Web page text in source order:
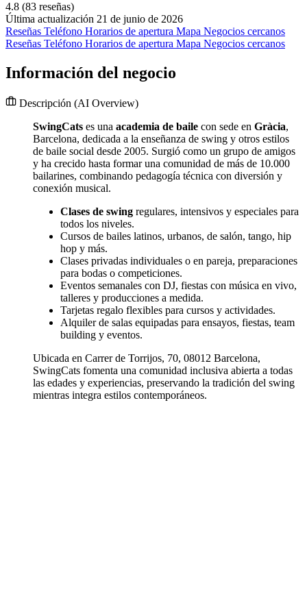
4.8 (83 reseñas)
Última actualización 21 de junio de 2026
Reseñas Teléfono Horarios de apertura Mapa Negocios cercanos
Reseñas Teléfono Horarios de apertura Mapa Negocios cercanos
Información del negocio
Descripción (AI Overview)
SwingCats es una academia de baile con sede en Gràcia,
Barcelona, dedicada a la enseñanza de swing y otros estilos
de baile social desde 2005. Surgió como un grupo de amigos
y ha crecido hasta formar una comunidad de más de 10.000
bailarines, combinando pedagogía técnica con diversión y
conexión musical.
Clases de swing regulares, intensivos y especiales para
todos los niveles.
Cursos de bailes latinos, urbanos, de salón, tango, hip
hop y más.
Clases privadas individuales o en pareja, preparaciones
para bodas o competiciones.
Eventos semanales con DJ, fiestas con música en vivo,
talleres y producciones a medida.
Tarjetas regalo flexibles para cursos y actividades.
Alquiler de salas equipadas para ensayos, fiestas, team
building y eventos.
Ubicada en Carrer de Torrijos, 70, 08012 Barcelona,
SwingCats fomenta una comunidad inclusiva abierta a todas
las edades y experiencias, preservando la tradición del swing
mientras integra estilos contemporáneos.